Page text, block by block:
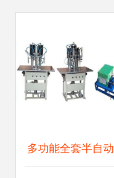
多功能全套半自动